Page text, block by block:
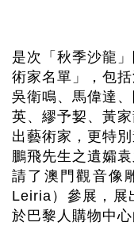
是次「秋季沙龍
術家名單」，包
吳衛鳴、馬偉達
英、繆予㛃、黃
出藝術家，更特
鵬飛先生之遺孀
請了澳門觀音像
Leiria ）參展，展
於巴黎人 購物中心